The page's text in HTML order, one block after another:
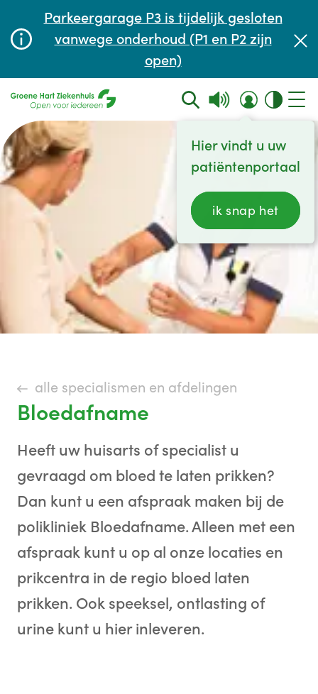
Parkeergarage P3 is tijdelijk gesloten
vanwege onderhoud (P1 en P2 zijn
open)
Hier vindt u uw
patiëntenportaal
ik snap het
Wachttijden
alle specialismen en afdelingen
Bloedafname
Heeft uw huisarts of specialist u
gevraagd om bloed te laten prikken?
Dan kunt u een afspraak maken bij de
polikliniek Bloedafname. Alleen met een
afspraak kunt u op al onze locaties en
prikcentra in de regio bloed laten
prikken. Ook speeksel, ontlasting of
urine kunt u hier inleveren.